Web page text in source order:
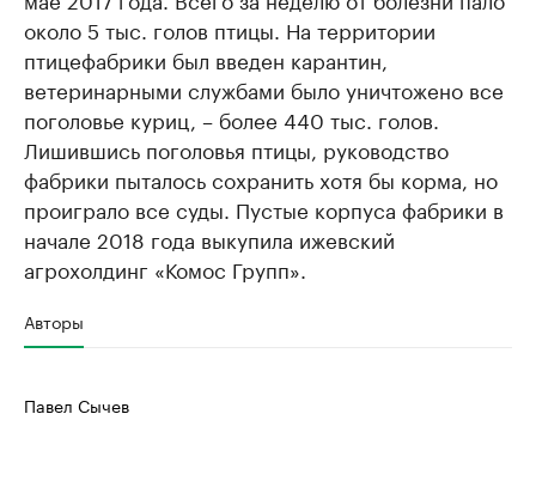
около 5 тыс. голов птицы. На территории
птицефабрики был введен карантин,
ветеринарными службами было уничтожено все
поголовье куриц, – более 440 тыс. голов.
Лишившись поголовья птицы, руководство
фабрики пыталось сохранить хотя бы корма, но
проиграло все суды. Пустые корпуса фабрики в
начале 2018 года выкупила ижевский
агрохолдинг «Комос Групп».
Авторы
Павел Сычев